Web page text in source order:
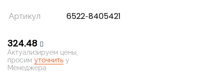
Артикул 6522-8405421
324,48
Актуализируем цены,
просим уточнить у
Менеджера